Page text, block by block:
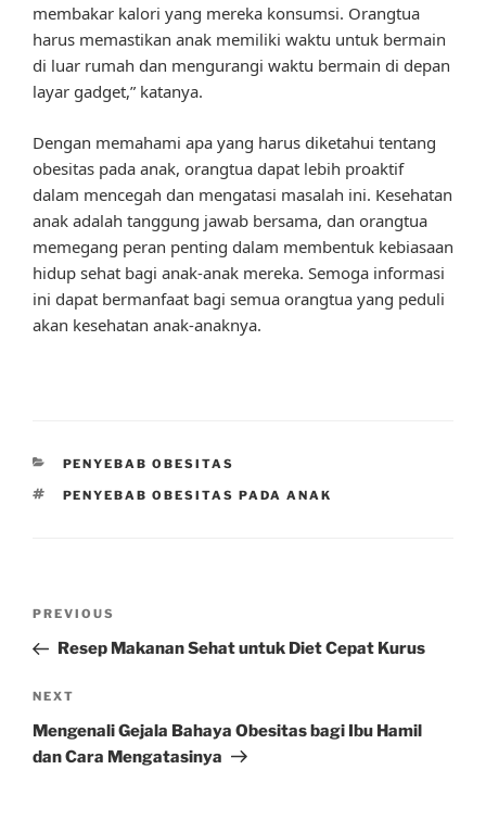
membakar kalori yang mereka konsumsi. Orangtua
harus memastikan anak memiliki waktu untuk bermain
di luar rumah dan mengurangi waktu bermain di depan
layar gadget,” katanya.
Dengan memahami apa yang harus diketahui tentang
obesitas pada anak, orangtua dapat lebih proaktif
dalam mencegah dan mengatasi masalah ini. Kesehatan
anak adalah tanggung jawab bersama, dan orangtua
memegang peran penting dalam membentuk kebiasaan
hidup sehat bagi anak-anak mereka. Semoga informasi
ini dapat bermanfaat bagi semua orangtua yang peduli
akan kesehatan anak-anaknya.
CATEGORIES
PENYEBAB OBESITAS
TAGS
PENYEBAB OBESITAS PADA ANAK
Previous
Post
PREVIOUS
Resep Makanan Sehat untuk Diet Cepat Kurus
Next
Post
NEXT
Mengenali Gejala Bahaya Obesitas bagi Ibu Hamil
dan Cara Mengatasinya